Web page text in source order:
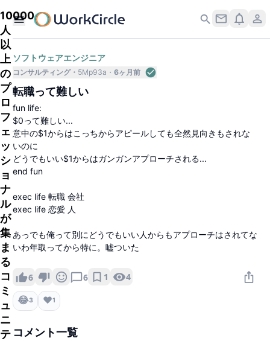
10000
人
以
上
の
プ
ロ
フ
ェ
ッ
シ
ョ
ナ
ル
が
集
ま
る
コ
ミ
ュ
ニ
テ
ソフトウェアエンジニア
コンサルティング 5Mp93a 6ヶ月前
転職って難しい
fun life:
$0って難しい...
意中の$1からはこっちからアピールしても全然見向きもされな
いのに
どうでもいい$1からはガンガンアプローチされる...
end fun
exec life 転職 会社
exec life 恋愛 人
あっでも俺って別にどうでもいい人からもアプローチはされてな
いわ年取ってから特に。嘘ついた
6 6 1 4
😂3 ❤️1
コメント一覧